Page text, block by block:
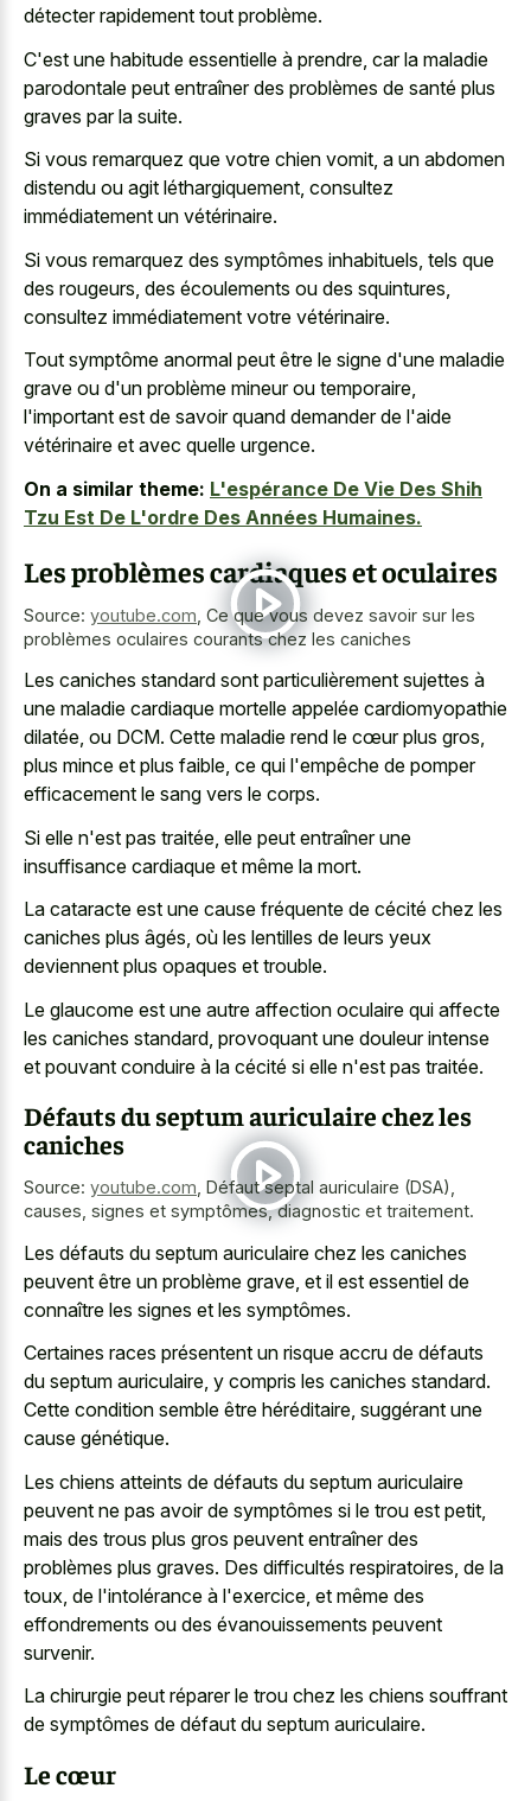
détecter rapidement tout problème.
C'est une habitude essentielle à prendre, car la maladie
parodontale peut entraîner des problèmes de santé plus
graves par la suite.
Si vous remarquez que votre chien vomit, a un abdomen
distendu ou agit léthargiquement, consultez
immédiatement un vétérinaire.
Si vous remarquez des symptômes inhabituels, tels que
des rougeurs, des écoulements ou des squintures,
consultez immédiatement votre vétérinaire.
Tout symptôme anormal peut être le signe d'une maladie
grave ou d'un problème mineur ou temporaire,
l'important est de savoir quand demander de l'aide
vétérinaire et avec quelle urgence.
On a similar theme: L'espérance De Vie Des Shih
Tzu Est De L'ordre Des Années Humaines.
Les problèmes cardiaques et oculaires
Source: youtube.com Ce que vous devez savoir sur les
problèmes oculaires courants chez les caniches
Les caniches standard sont particulièrement sujettes à
une maladie cardiaque mortelle appelée cardiomyopathie
dilatée, ou DCM. Cette maladie rend le cœur plus gros,
plus mince et plus faible, ce qui l'empêche de pomper
efficacement le sang vers le corps.
Si elle n'est pas traitée, elle peut entraîner une
insuffisance cardiaque et même la mort.
La cataracte est une cause fréquente de cécité chez les
caniches plus âgés, où les lentilles de leurs yeux
deviennent plus opaques et trouble.
Le glaucome est une autre affection oculaire qui affecte
les caniches standard, provoquant une douleur intense
et pouvant conduire à la cécité si elle n'est pas traitée.
Défauts du septum auriculaire chez les
caniches
Source: youtube.com Défaut septal auriculaire (DSA),
causes, signes et symptômes, diagnostic et traitement.
Les défauts du septum auriculaire chez les caniches
peuvent être un problème grave, et il est essentiel de
connaître les signes et les symptômes.
Certaines races présentent un risque accru de défauts
du septum auriculaire, y compris les caniches standard.
Cette condition semble être héréditaire, suggérant une
cause génétique.
Les chiens atteints de défauts du septum auriculaire
peuvent ne pas avoir de symptômes si le trou est petit,
mais des trous plus gros peuvent entraîner des
problèmes plus graves. Des difficultés respiratoires, de la
toux, de l'intolérance à l'exercice, et même des
effondrements ou des évanouissements peuvent
survenir.
La chirurgie peut réparer le trou chez les chiens souffrant
de symptômes de défaut du septum auriculaire.
Le cœur